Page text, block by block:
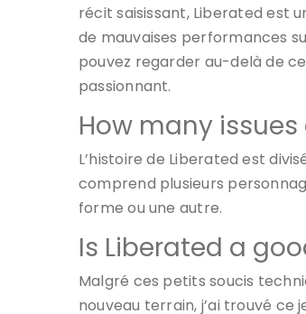
récit saisissant, Liberated est
de mauvaises performances
pouvez regarder au-delà de
passionnant.
How many
L’histoire de Liberated est
comprend plusieurs
forme ou une autre.
Is Liberated a
Malgré ces petits soucis
nouveau terrain, j’ai trouvé ce